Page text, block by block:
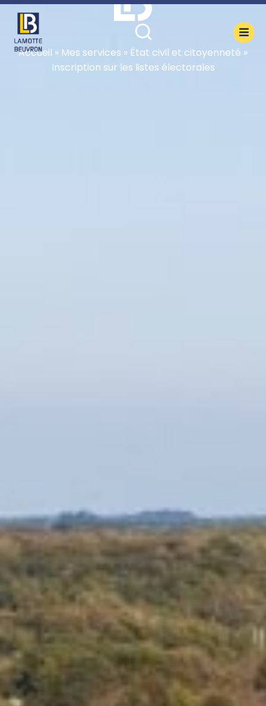
principal
Accueil » Mes services » État civil et citoyenneté »
Inscription sur les listes électorales